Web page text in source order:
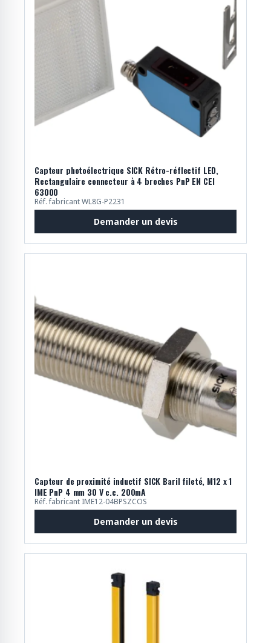
Capteur photoélectrique SICK Rétro-réflectif LED,
Rectangulaire connecteur à 4 broches PnP EN CEI
63000
Réf. fabricant WL8G-P2231
Demander un devis
Capteur de proximité inductif SICK Baril fileté, M12 x 1
IME PnP 4 mm 30 V c.c. 200mA
Réf. fabricant IME12-04BPSZCOS
Demander un devis